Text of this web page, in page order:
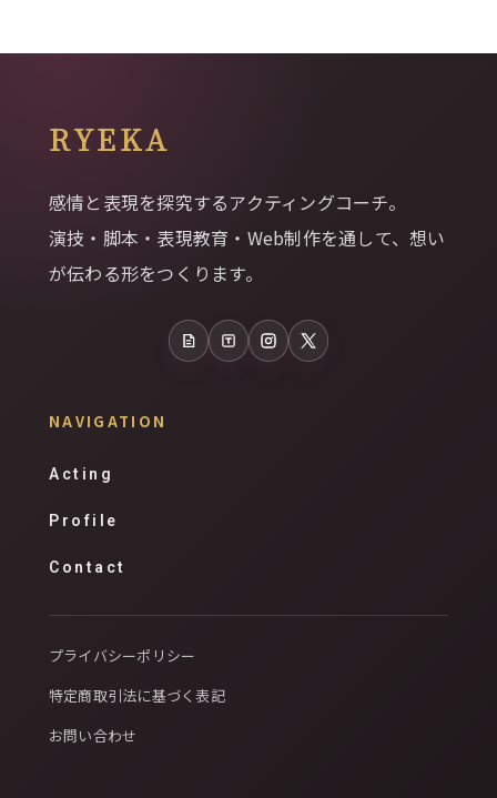
RYEKA
感情と表現を探究するアクティングコーチ。
演技・脚本・表現教育・Web制作を通して、想い
が伝わる形をつくります。
note TalesInstagram
X
NAVIGATION
Acting
Profile
Contact
プライバシーポリシー
特定商取引法に基づく表記
お問い合わせ